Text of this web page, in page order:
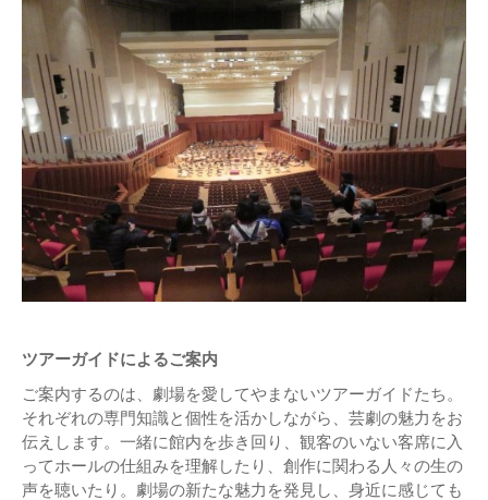
ツアーガイドによるご案内
ご案内するのは、劇場を愛してやまないツアーガイドたち。
それぞれの専門知識と個性を活かしながら、芸劇の魅力をお
伝えします。一緒に館内を歩き回り、観客のいない客席に入
ってホールの仕組みを理解したり、創作に関わる人々の生の
声を聴いたり。劇場の新たな魅力を発見し、身近に感じても